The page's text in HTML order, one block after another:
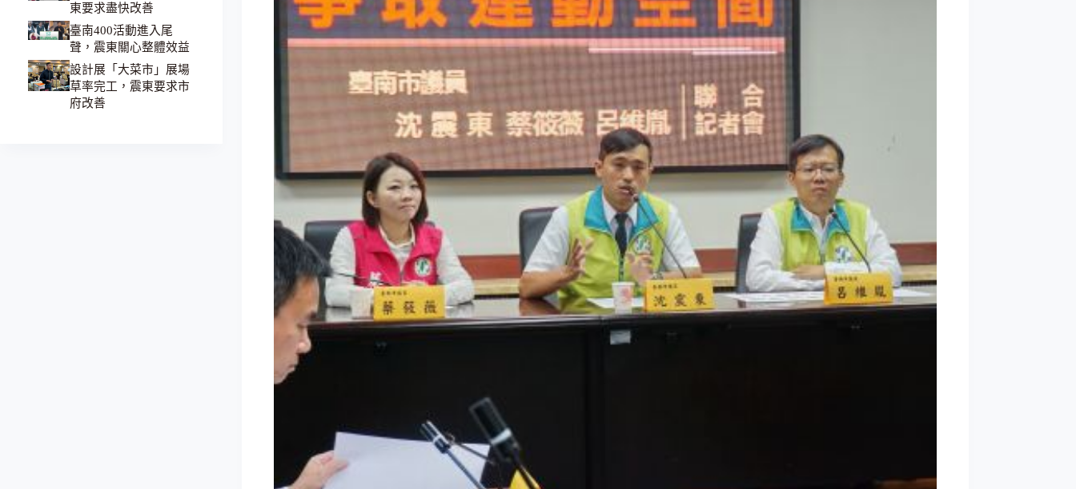
東要求盡快改善
臺南400活動進入尾
聲，震東關心整體效益
設計展「大菜市」展場
草率完工，震東要求市
府改善